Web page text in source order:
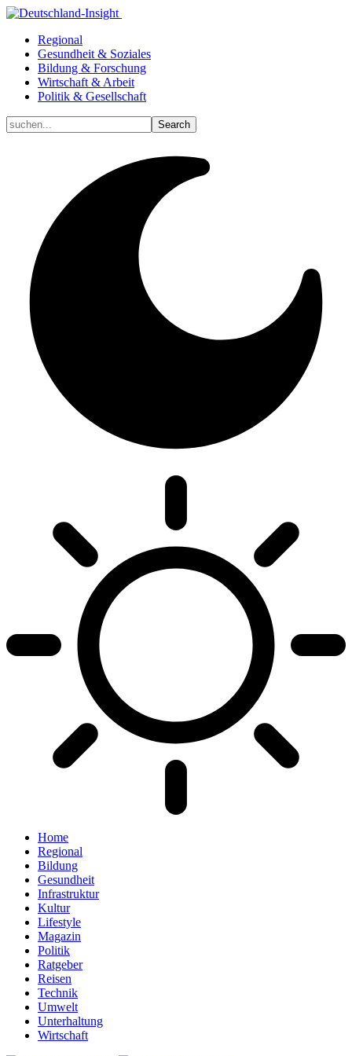
Regional
Gesundheit & Soziales
Bildung & Forschung
Wirtschaft & Arbeit
Politik & Gesellschaft
Home
Regional
Bildung
Gesundheit
Infrastruktur
Kultur
Lifestyle
Magazin
Politik
Ratgeber
Reisen
Technik
Umwelt
Unterhaltung
Wirtschaft